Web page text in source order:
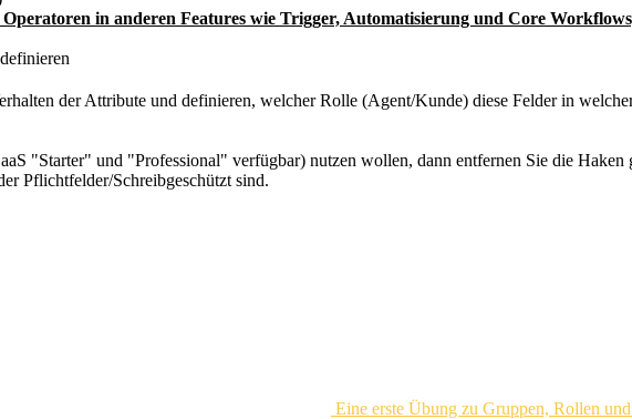
in anderen Features wie Trigger, Automatisierung und Core
der Attribute und definieren, welcher Rolle (Agent/Kunde) diese Felder in
"Starter" und "Professional" verfügbar) nutzen wollen, dann entfernen Sie die
Pflichtfelder/Schreibgeschützt sind.
Eine erste Übung zu Gruppen, Rollen